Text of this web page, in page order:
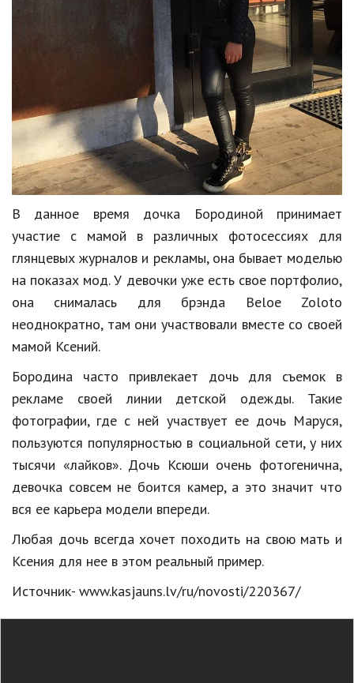
Праздники и подарки
Кинематограф
Домашние животные
Семья и дети
Путешествия
Строительство
Культура и общество
Мода и стиль
Бизнес
Хобби и развлечения
Финансы
Юриспруденция
Природа
Образование
Наука и технологии
В данное время дочка Бородиной принимает
участие с мамой в различных фотосессиях для
глянцевых журналов и рекламы, она бывает моделью
на показах мод. У девочки уже есть свое портфолио,
она снималась для брэнда Beloe Zoloto
неоднократно, там они участвовали вместе со своей
мамой Ксений.
Бородина часто привлекает дочь для съемок в
рекламе своей линии детской одежды. Такие
фотографии, где с ней участвует ее дочь Маруся,
пользуются популярностью в социальной сети, у них
тысячи «лайков». Дочь Ксюши очень фотогенична,
девочка совсем не боится камер, а это значит что
вся ее карьера модели впереди.
Любая дочь всегда хочет походить на свою мать и
Ксения для нее в этом реальный пример.
Источник- www.kasjauns.lv/ru/novosti/220367/